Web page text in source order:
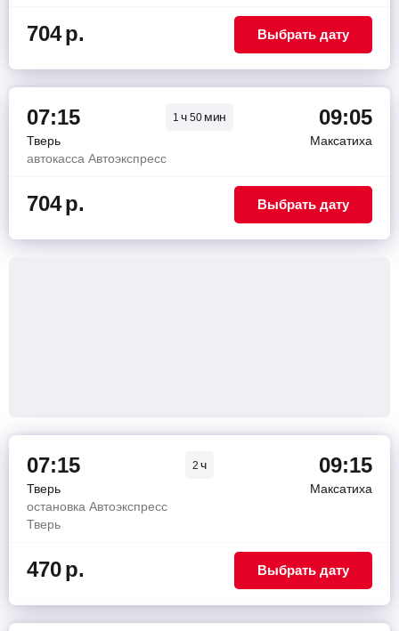
704р. Выбрать дату
07:15 1ч 50 мин 09:05
Тверь
Максатиха
автокасса Автоэкспресс
704р. Выбрать дату
07:15 2ч 09:15
Тверь
Максатиха
остановка Автоэкспресс
Тверь
470р. Выбрать дату